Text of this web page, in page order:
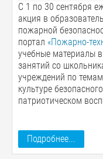
С 1 по 30 сентября
акция в
пожарной
портал «Пожарно-
учебные материалы
занятий со
учреждений по
культуре
патриотическом
Подробнее...